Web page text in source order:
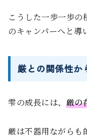
こうした一歩一歩
のキャンパーへと導
厳との関係性か
雫の成長には、 厳の
厳は不器用ながらも